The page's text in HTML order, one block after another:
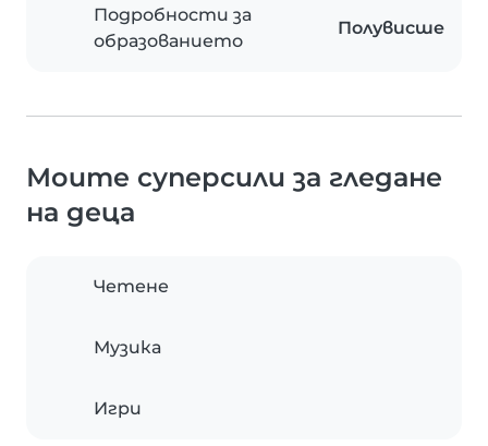
Подробности за
образованието
Полувисше
Моите суперсили за гледане
на деца
Четене
Музика
Игри